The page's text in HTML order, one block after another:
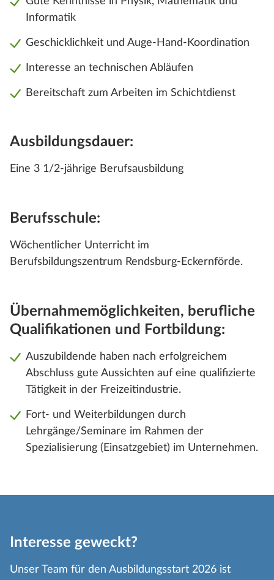
Informatik
Geschicklichkeit und Auge-Hand-Koordination
Interesse an technischen Abläufen
Bereitschaft zum Arbeiten im Schichtdienst
Ausbildungsdauer:
Eine 3 1/2-jährige Berufsausbildung
Berufsschule:
Wöchentlicher Unterricht im
Berufsbildungszentrum Rendsburg-Eckernförde.
Übernahmemöglichkeiten, berufliche
Qualifikationen und Fortbildung:
Auszubildende haben nach erfolgreichem
Abschluss gute Aussichten auf eine qualifizierte
Tätigkeit in der Freizeitindustrie.
Fort- und Weiterbildungen durch
Lehrgänge/Seminare im Rahmen der
Spezialisierung (Einsatzgebiet) im Unternehmen.
Interesse geweckt?
Unser Team für den Ausbildungsstart 2026 ist